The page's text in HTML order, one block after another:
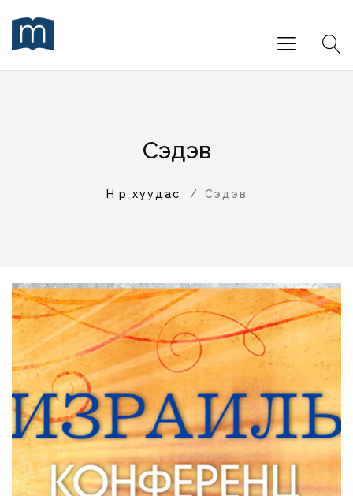
Сэдэв
Нүүр хуудас Сэдэв